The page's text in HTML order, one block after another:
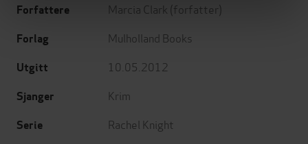
Forfattere Marcia Clark (forfatter)
Forlag Mulholland Books
Utgitt 10.05.2012
Sjanger Krim
Serie Rachel Knight